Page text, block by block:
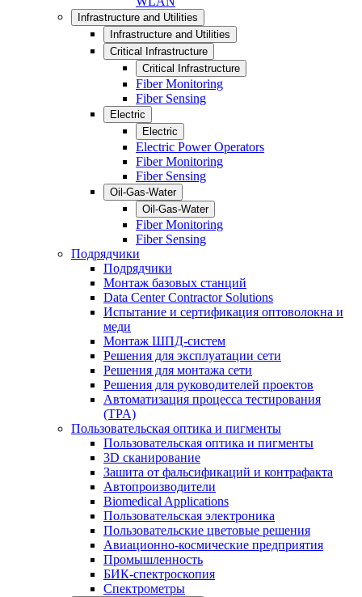
Infrastructure and Utilities
Infrastructure and Utilities
Critical Infrastructure
Critical Infrastructure
Fiber Monitoring
Fiber Sensing
Electric
Electric
Electric Power Operators
Fiber Monitoring
Fiber Sensing
Oil-Gas-Water
Oil-Gas-Water
Fiber Monitoring
Fiber Sensing
Подрядчики
Подрядчики
Монтаж базовых станций
Data Center Contractor Solutions
Испытание и сертификация оптоволокна и
меди
Монтаж ШПД-систем
Решения для эксплуатации сети
Решения для монтажа сети
Решения для руководителей проектов
Автоматизация процесса тестирования
(TPA)
Пользовательская оптика и пигменты
Пользовательская оптика и пигменты
3D сканирование
Зашита от фальсификаций и контрафакта
Автопроизводители
Biomedical Applications
Пользовательская электроника
Пользовательские цветовые решения
Авиационно-космические предприятия
Промышленность
БИК-спектроскопия
Спектрометры